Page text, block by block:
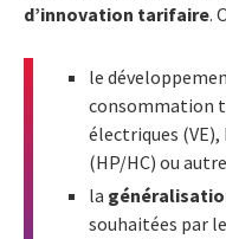
d’innovation tarifaire.
le
consommation
électriques (VE),
(HP/HC) ou
la
souhaitées par